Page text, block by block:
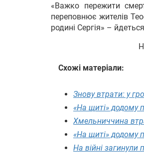
«Важко пережити
переповнює жителів
родині Сергія» –
Схожі матеріали:
Знову втрати: у
«На щиті» додому
Хмельниччина
«На щиті» додому
На війні загинули